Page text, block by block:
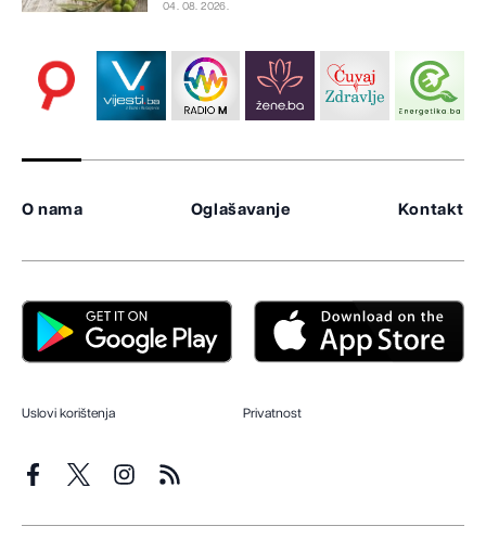
04. 08. 2026.
O nama Oglašavanje Kontakt
Uslovi korištenja Privatnost